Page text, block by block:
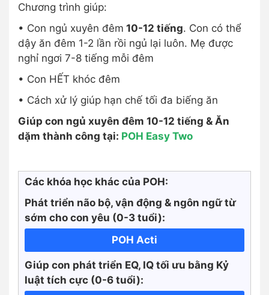
Chương trình giúp:
• Con ngủ xuyên đêm 10-12 tiếng. Con có thể
dậy ăn đêm 1-2 lần rồi ngủ lại luôn. Mẹ được
nghỉ ngơi 7-8 tiếng mỗi đêm
• Con HẾT khóc đêm
• Cách xử lý giúp hạn chế tối đa biếng ăn
Giúp con ngủ xuyên đêm 10-12 tiếng & Ăn
dặm thành công tại: POH Easy Two
Các khóa học khác của POH:
Phát triển não bộ, vận động & ngôn ngữ từ
sớm cho con yêu (0-3 tuổi):
POH Acti
Giúp con phát triển EQ, IQ tối ưu bằng Kỷ
luật tích cực (0-6 tuổi):